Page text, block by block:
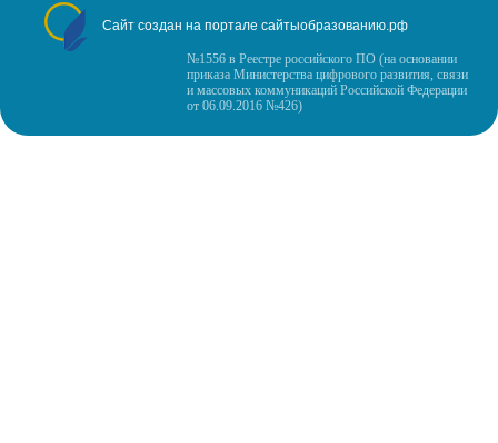
Сайт создан на портале сайтыобразованию.рф
№1556 в Реестре российского ПО (на основании
приказа Министерства цифрового развития, связи
и массовых коммуникаций Российской Федерации
от 06.09.2016 №426)